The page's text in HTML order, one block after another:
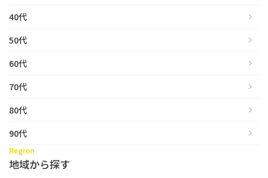
40代
50代
60代
70代
80代
90代
Region
地域から探す